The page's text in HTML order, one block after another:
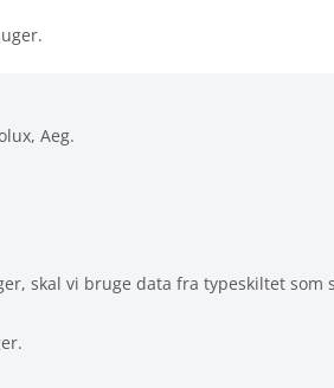
Aeg.
skal vi bruge data fra typeskiltet som